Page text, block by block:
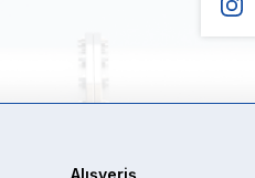
Alışveriş